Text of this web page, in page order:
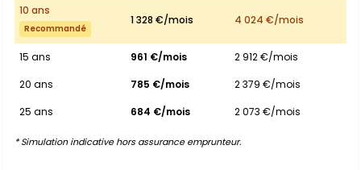
10 ans
Recommandé
1 328 €/mois 4 024 €/mois
15 ans 961 €/mois
2 912 €/mois
20 ans
785 €/mois
2 379 €/mois
25 ans
684 €/mois 2 073 €/mois
* Simulation indicative hors assurance emprunteur.